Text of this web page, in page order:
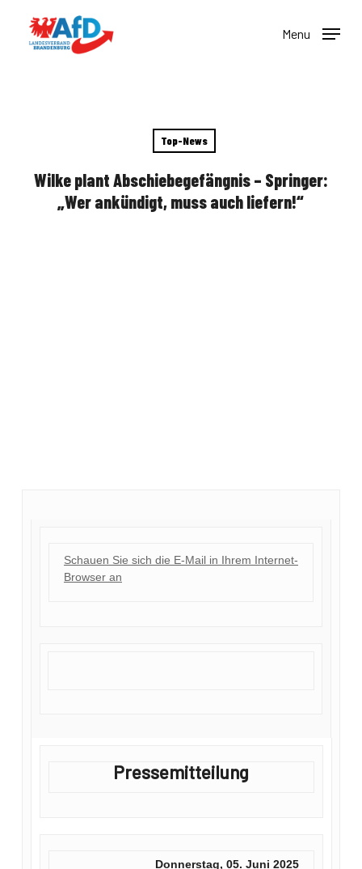
Menu
Top-News
Wilke plant Abschiebegefängnis – Springer:
„Wer ankündigt, muss auch liefern!“
Schauen Sie sich die E-Mail in Ihrem Internet-
Browser an
Pressemitteilung
Donnerstag, 05. Juni 2025